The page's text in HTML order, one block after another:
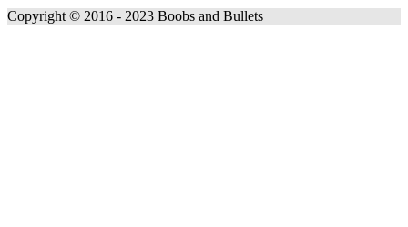
Copyright © 2016 - 2023 Boobs and Bullets